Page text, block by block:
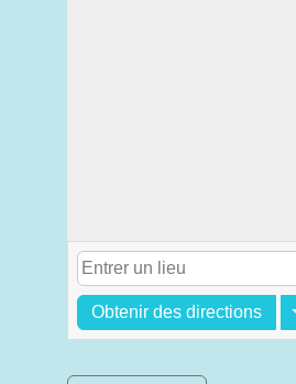
Obtenir des directions